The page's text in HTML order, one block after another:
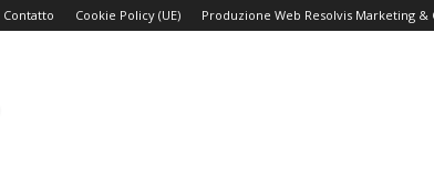
Contatto Cookie Policy (UE) Produzione Web Resolvis Marketing &